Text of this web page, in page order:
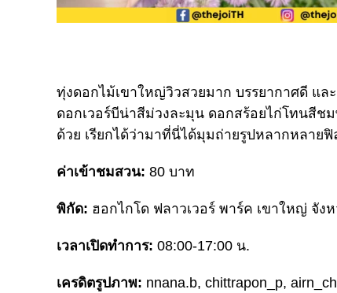
ทุ่งดอกไม้เขาใหญ่วิวสวยมาก บรรยากาศดี แ
ดอกเวอร์บีน่าสีม่วงละมุน ดอกสร้อยไก่โทนสีช
ด้วย เรียกได้ว่ามาที่นี่ได้มุมถ่ายรูปหลากหลายฟิ
ค่าเข้าชมสวน: 80 บาท
พิกัด: ฮอกไกโด ฟลาวเวอร์ พาร์ค เขาใหญ่ จัง
เวลาเปิดทำการ: 08:00-17:00 น.
เครดิตรูปภาพ: nnana.b, chittrapon_p,